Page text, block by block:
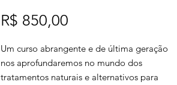
R$ 850,00
Um curso abrangente e de última geração
nos aprofundaremos no mundo dos
tratamentos naturais e alternativos para